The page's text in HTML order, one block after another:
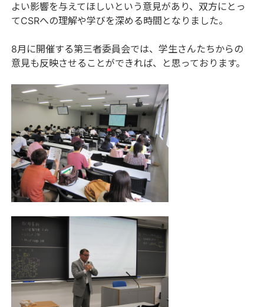
よい影響を与えてほしいという意見があり、双方にとっ
てCSRへの理解や学びを深める時間となりました。
8月に開催する第三者委員会では、学生さんたちからの
意見も反映させることができれば、と思っております。